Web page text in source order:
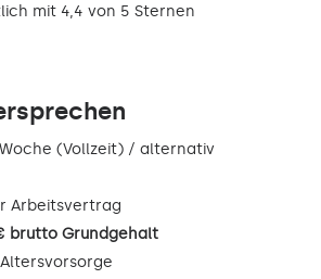
mit 4,4 von 5 Sternen
(Vollzeit) / alternativ
Arbeitsvertrag
brutto Grundgehalt